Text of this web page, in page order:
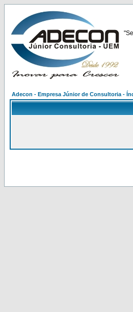
Adecon - Empresa Júnior de Consultoria -